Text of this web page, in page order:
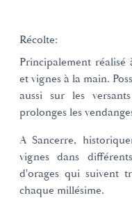
Récolte:
Principalement réalisé
et vignes à la main.
aussi sur les
prolonges les
A Sancerre,
vignes dans
d'orages qui suivent
chaque millésime.